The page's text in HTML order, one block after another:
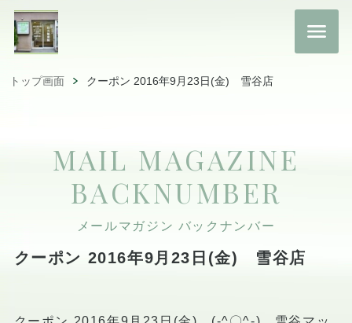
トップ画面 クーポン 2016年9月23日(金) 雪谷店
MAIL MAGAZINE
BACKNUMBER
メールマガジン バックナンバー
クーポン 2016年9月23日(金) 雪谷店